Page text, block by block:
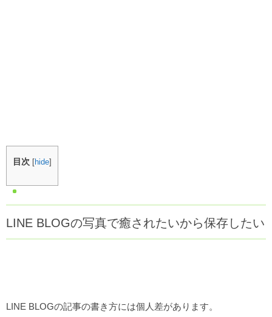
目次 [hide]
LINE BLOGの写真で癒されたいから保存したい
LINE BLOGの記事の書き方には個人差があります。